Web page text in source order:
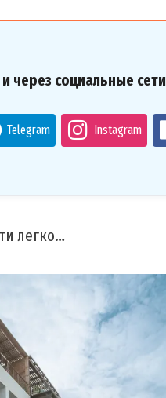
через социальные сети
Telegram Instagram
легко…